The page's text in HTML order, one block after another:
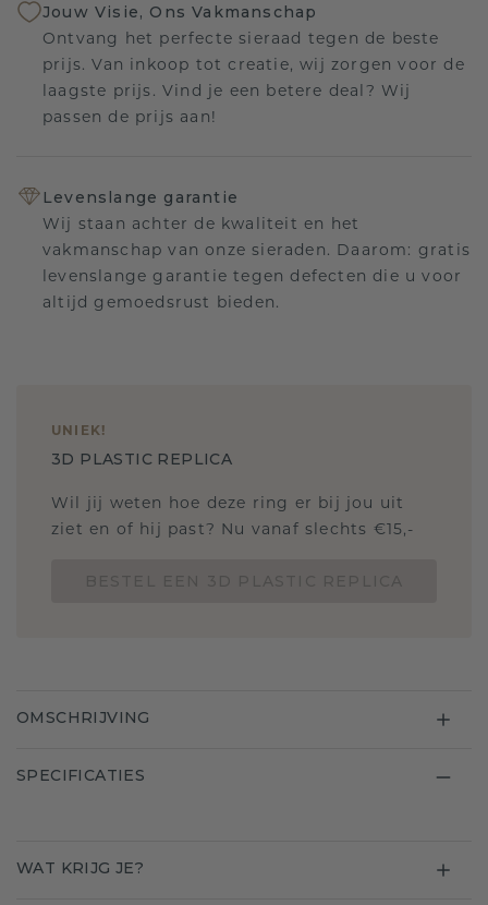
Jouw Visie, Ons Vakmanschap
Ontvang het perfecte sieraad tegen de beste
prijs. Van inkoop tot creatie, wij zorgen voor de
laagste prijs. Vind je een betere deal? Wij
passen de prijs aan!
Levenslange garantie
Wij staan achter de kwaliteit en het
vakmanschap van onze sieraden. Daarom: gratis
levenslange garantie tegen defecten die u voor
altijd gemoedsrust bieden.
UNIEK!
3D PLASTIC REPLICA
Wil jij weten hoe deze ring er bij jou uit
ziet en of hij past? Nu vanaf slechts €15,-
OMSCHRIJVING
SPECIFICATIES
WAT KRIJG JE?